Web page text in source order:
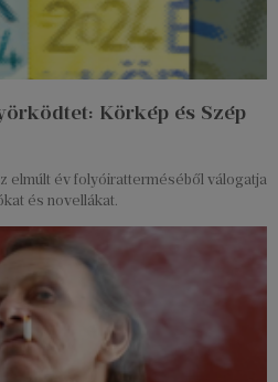
Körkép és Szép
elmúlt év folyóiratterméséből válogatja
és novellákat.